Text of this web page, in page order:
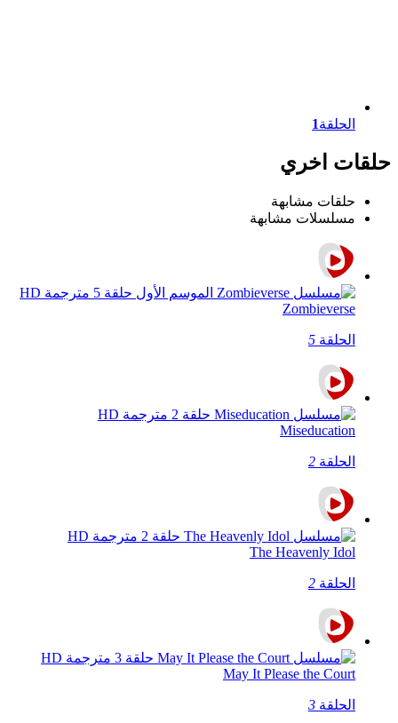
الحلقة1
حلقات اخري
حلقات مشابهة
مسلسلات مشابهة
Zombieverse
الحلقة 5
Miseducation
الحلقة 2
The Heavenly Idol
الحلقة 2
May It Please the Court
الحلقة 3